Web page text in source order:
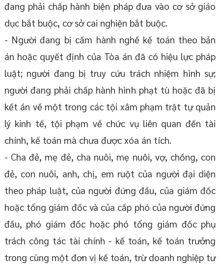
đang phải chấp hành biện pháp đưa vào cơ sở giáo
dục bắt buộc, cơ sở cai nghiện bắt buộc.
- Người đang bị cấm hành nghề kế toán theo bản
án hoặc quyết định của Tòa án đã có hiệu lực pháp
luật; người đang bị truy cứu trách nhiệm hình sự;
người đang phải chấp hành hình phạt tù hoặc đã bị
kết án về một trong các tội xâm phạm trật tự quản
lý kinh tế, tội phạm về chức vụ liên quan đến tài
chính, kế toán mà chưa được xóa án tích.
- Cha đẻ, mẹ đẻ, cha nuôi, mẹ nuôi, vợ, chồng, con
đẻ, con nuôi, anh, chị, em ruột của người đại diện
theo pháp luật, của người đứng đầu, của giám đốc
hoặc tổng giám đốc và của cấp phó của người đứng
đầu, phó giám đốc hoặc phó tổng giám đốc phụ
trách công tác tài chính - kế toán, kế toán trưởng
trong cùng một đơn vị kế toán, trừ doanh nghiệp tư